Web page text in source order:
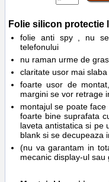
Folie silicon protectie
folie anti spy , nu se
telefonului
nu raman urme de
claritate usor mai
foarte usor de
margini se vor retrage
montajul se poate
foarte bine suprafata
laveta antistatica si pe
blank si se decupeaza
(nu va garantam in
mecanic display-ul